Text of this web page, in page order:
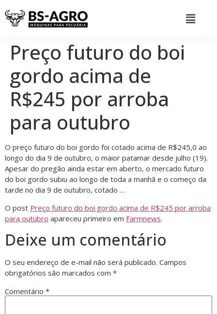
Preço futuro do boi
gordo acima de
R$245 por arroba
para outubro
O preço futuro do boi gordo foi cotado acima de R$245,0 ao
longo do dia 9 de outubro, o maior patamar desde julho (19).
Apesar do pregão ainda estar em aberto, o mercado futuro
do boi gordo subiu ao longo de toda a manhã e o começo da
tarde no dia 9 de outubro, cotado …
O post Preço futuro do boi gordo acima de R$245 por arroba
para outubro apareceu primeiro em Farmnews.
Deixe um comentário
O seu endereço de e-mail não será publicado. Campos
obrigatórios são marcados com *
Comentário *